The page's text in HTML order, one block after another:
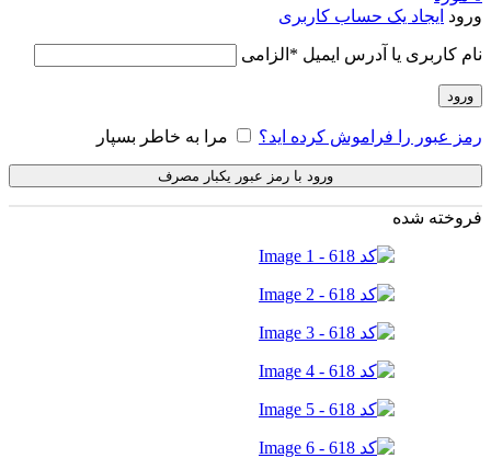
ورود ایجاد یک حساب کاربری
نام کاربری یا آدرس ایمیل * الزامی
ورود
رمز عبور را فراموش کرده اید؟ مرا به خاطر بسپار
ورود با رمز عبور یکبار مصرف
فروخته شده